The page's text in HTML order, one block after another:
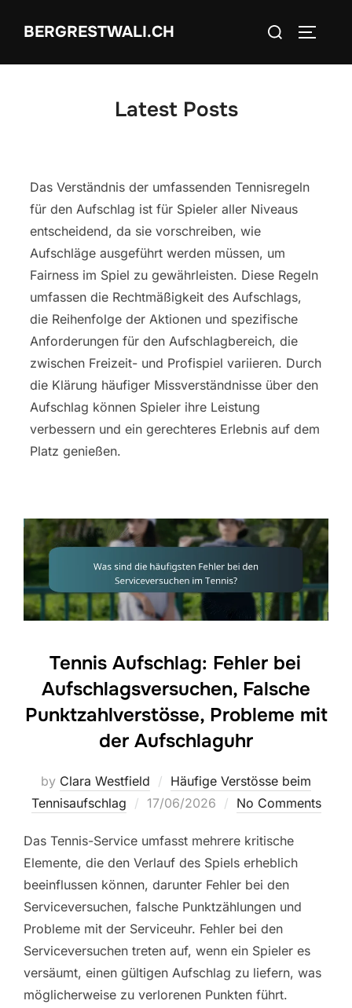
BERGRESTWALI.CH
Search
Latest Posts
Das Verständnis der umfassenden Tennisregeln
für den Aufschlag ist für Spieler aller Niveaus
entscheidend, da sie vorschreiben, wie
Aufschläge ausgeführt werden müssen, um
Fairness im Spiel zu gewährleisten. Diese Regeln
umfassen die Rechtmäßigkeit des Aufschlags,
die Reihenfolge der Aktionen und spezifische
Anforderungen für den Aufschlagbereich, die
zwischen Freizeit- und Profispiel variieren. Durch
die Klärung häufiger Missverständnisse über den
Aufschlag können Spieler ihre Leistung
verbessern und ein gerechteres Erlebnis auf dem
Platz genießen.
Tennis Aufschlag: Fehler bei
Aufschlagsversuchen, Falsche
Punktzahlverstösse, Probleme mit
der Aufschlaguhr
by Clara Westfield
Häufige Verstösse beim
Tennisaufschlag
Posted
17/06/2026 No Comments
Das Tennis-Service umfasst mehrere kritische
Elemente, die den Verlauf des Spiels erheblich
beeinflussen können, darunter Fehler bei den
Serviceversuchen, falsche Punktzählungen und
Probleme mit der Serviceuhr. Fehler bei den
Serviceversuchen treten auf, wenn ein Spieler es
versäumt, einen gültigen Aufschlag zu liefern, was
möglicherweise zu verlorenen Punkten führt.